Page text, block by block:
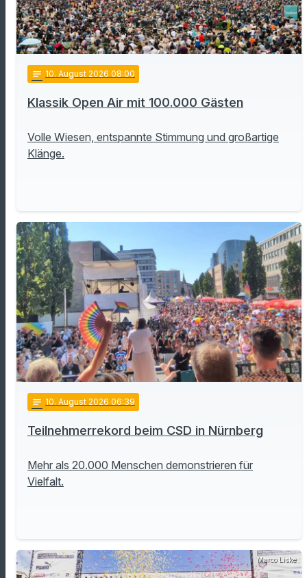
notes 10. August 2026 08:00
Klassik Open Air mit 100.000 Gästen
Volle Wiesen, entspannte Stimmung und großartige
Klänge.
notes 10. August 2026 06:39
Teilnehmerrekord beim CSD in Nürnberg
Mehr als 20.000 Menschen demonstrieren für
Vielfalt.
Marco Liske